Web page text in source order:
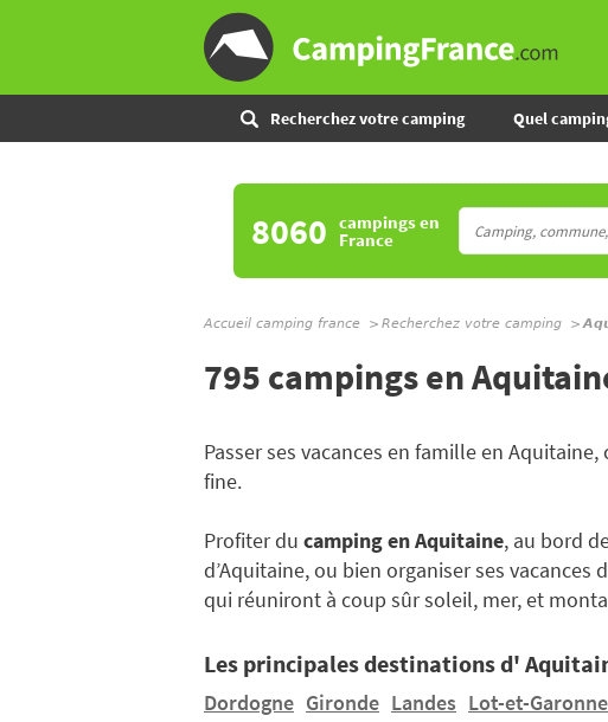
Recherchez votre camping Quel
8060 campingsen
France
Accueil camping france Recherchez votre camping
795 campings en
Passer ses vacances en famille en
fine.
Profiter du camping en Aquitaine, au bord
d’Aquitaine, ou bien organiser ses
qui réuniront à coup sûr soleil, mer, et
Les principales destinations d'
Dordogne Gironde Landes Lot-et-Garonne